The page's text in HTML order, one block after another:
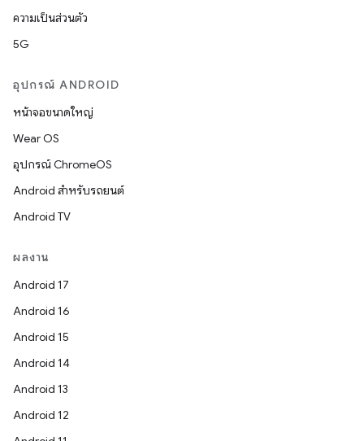
ความเป็นส่วนตัว
5G
อุปกรณ์ ANDROID
หน้าจอขนาดใหญ่
Wear OS
อุปกรณ์ ChromeOS
Android สำหรับรถยนต์
Android TV
ผลงาน
Android 17
Android 16
Android 15
Android 14
Android 13
Android 12